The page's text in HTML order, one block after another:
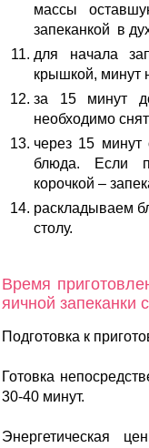
массы
запеканкой в
для начала
крышкой, минут
за 15 минут
необходимо
через 15 минут
блюда. Если
корочкой –
раскладываем
столу.
Время
яичной
Подготовка к
Готовка
30-40 минут.
Энергетическая